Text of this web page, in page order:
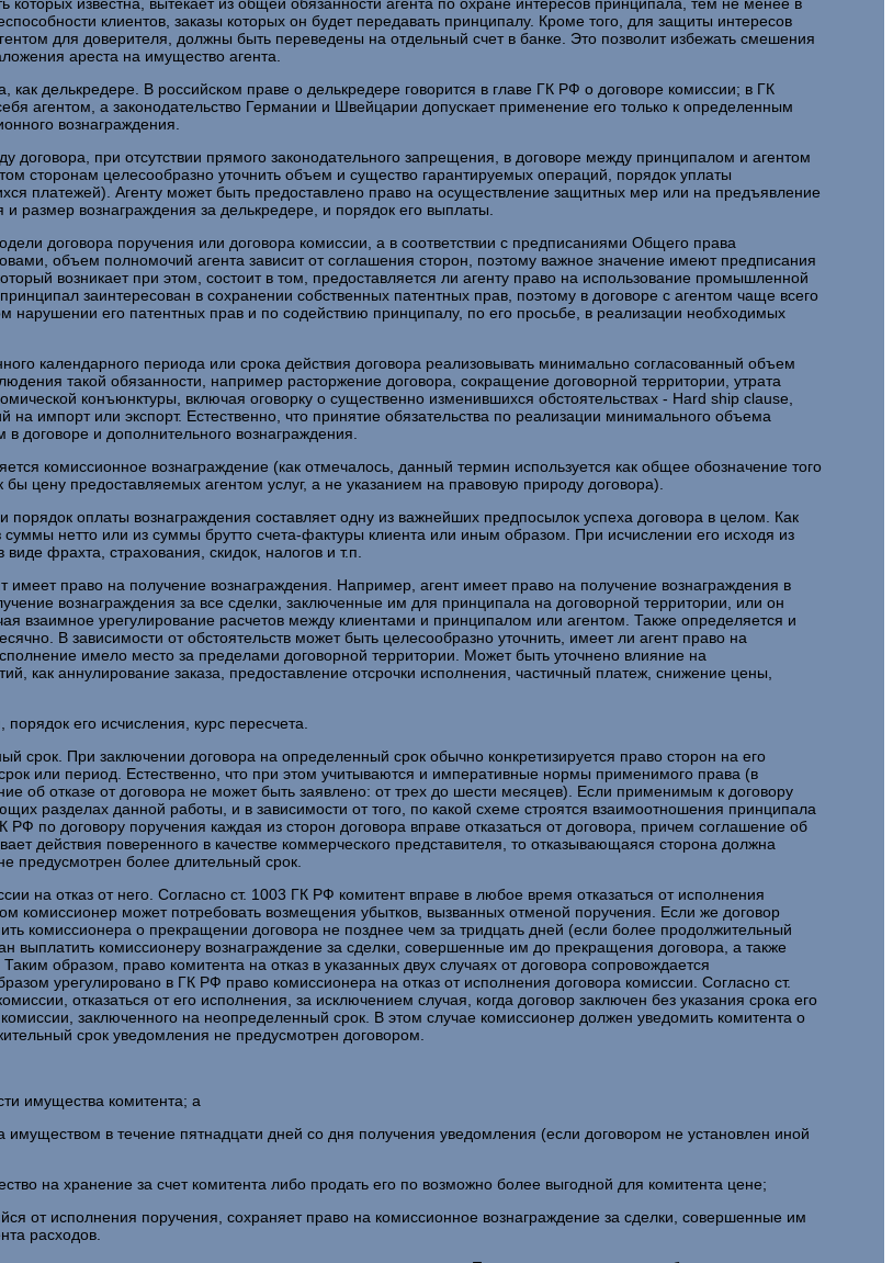
клиентов, заказы которых он будет передавать принципалу. Кроме того, для защиты интересов
для доверителя, должны быть переведены на отдельный счет в банке. Это позволит избежать смешения
ареста на имущество агента.
делькредере. В российском праве о делькредере говорится в главе ГК РФ о договоре комиссии; в ГК
агентом, а законодательство Германии и Швейцарии допускает применение его только к определенным
вознаграждения.
договора, при отсутствии прямого законодательного запрещения, в договоре между принципалом и агентом
сторонам целесообразно уточнить объем и существо гарантируемых операций, порядок уплаты
платежей). Агенту может быть предоставлено право на осуществление защитных мер или на предъявление
размер вознаграждения за делькредере, и порядок его выплаты.
договора поручения или договора комиссии, а в соответствии с предписаниями Общего права
объем полномочий агента зависит от соглашения сторон, поэтому важное значение имеют предписания
возникает при этом, состоит в том, предоставляется ли агенту право на использование промышленной
заинтересован в сохранении собственных патентных прав, поэтому в договоре с агентом чаще всего
его патентных прав и по содействию принципалу, по его просьбе, в реализации необходимых
календарного периода или срока действия договора реализовывать минимально согласованный объем
такой обязанности, например расторжение договора, сокращение договорной территории, утрата
конъюнктуры, включая оговорку о существенно изменившихся обстоятельствах - Hard ship clause,
импорт или экспорт. Естественно, что принятие обязательства по реализации минимального объема
и дополнительного вознаграждения.
комиссионное вознаграждение (как отмечалось, данный термин используется как общее обозначение того
бы цену предоставляемых агентом услуг, а не указанием на правовую природу договора).
оплаты вознаграждения составляет одну из важнейших предпосылок успеха договора в целом. Как
нетто или из суммы брутто счета-фактуры клиента или иным образом. При исчислении его исходя из
фрахта, страхования, скидок, налогов и т.п.
право на получение вознаграждения. Например, агент имеет право на получение вознаграждения в
вознаграждения за все сделки, заключенные им для принципала на договорной территории, или он
взаимное урегулирование расчетов между клиентами и принципалом или агентом. Также определяется и
В зависимости от обстоятельств может быть целесообразно уточнить, имеет ли агент право на
имело место за пределами договорной территории. Может быть уточнено влияние на
как аннулирование заказа, предоставление отсрочки исполнения, частичный платеж, снижение цены,
его исчисления, курс пересчета.
срок. При заключении договора на определенный срок обычно конкретизируется право сторон на его
или период. Естественно, что при этом учитываются и императивные нормы применимого права (в
об отказе от договора не может быть заявлено: от трех до шести месяцев). Если применимым к договору
разделах данной работы, и в зависимости от того, по какой схеме строятся взаимоотношения принципала
по договору поручения каждая из сторон договора вправе отказаться от договора, причем соглашение об
действия поверенного в качестве коммерческого представителя, то отказывающаяся сторона должна
предусмотрен более длительный срок.
на отказ от него. Согласно ст. 1003 ГК РФ комитент вправе в любое время отказаться от исполнения
комиссионер может потребовать возмещения убытков, вызванных отменой поручения. Если же договор
комиссионера о прекращении договора не позднее чем за тридцать дней (если более продолжительный
выплатить комиссионеру вознаграждение за сделки, совершенные им до прекращения договора, а также
образом, право комитента на отказ в указанных двух случаях от договора сопровождается
урегулировано в ГК РФ право комиссионера на отказ от исполнения договора комиссии. Согласно ст.
отказаться от его исполнения, за исключением случая, когда договор заключен без указания срока его
заключенного на неопределенный срок. В этом случае комиссионер должен уведомить комитента о
срок уведомления не предусмотрен договором.
имущества комитента; а
в течение пятнадцати дней со дня получения уведомления (если договором не установлен иной
на хранение за счет комитента либо продать его по возможно более выгодной для комитента цене;
от исполнения поручения, сохраняет право на комиссионное вознаграждение за сделки, совершенные им
расходов.